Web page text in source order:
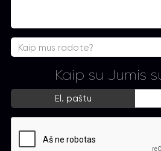
Kaip mus radote?
Kaip su Jumis
El. paštu